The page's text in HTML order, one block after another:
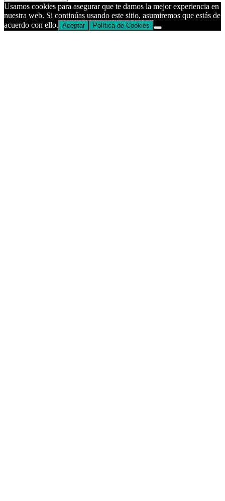
Usamos cookies para asegurar que te damos la mejor experiencia en
nuestra web. Si continúas usando este sitio, asumiremos que estás de
acuerdo con ello. Aceptar Política de Cookies